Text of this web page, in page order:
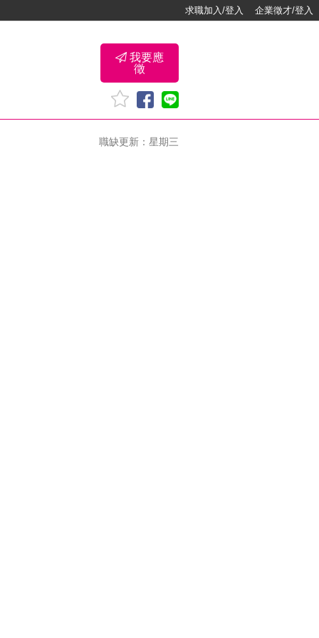
求職加入/登入 企業徵才/登入
我要應
徵
職缺更新：星期三